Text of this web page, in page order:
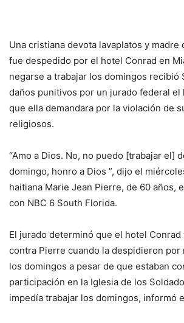
Una cristiana devota lavaplatos y madre
fue despedido por el hotel Conrad en
negarse a trabajar los domingos recibió
daños punitivos por un jurado federal el
que ella demandara por la violación de
religiosos.
“Amo a Dios. No, no puedo [trabajar el]
domingo, honro a Dios ”, dijo el
haitiana Marie Jean Pierre, de 60 años,
con NBC 6 South Florida.
El jurado determinó que el hotel
contra Pierre cuando la despidieron por
los domingos a pesar de que estaban
participación en la Iglesia de los
impedía trabajar los domingos, informó